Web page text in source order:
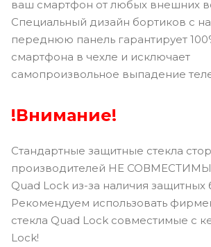
ваш смартфон от любых внешних
Специальный дизайн бортиков с
переднюю панель гарантирует
смартфона в чехле и исключает
самопроизвольное выпадение
!Внимание!
Стандартные защитные стекла
производителей НЕ СОВМЕСТИМЫ
Quad Lock из-за наличия защитных
Рекомендуем использовать
стекла Quad Lock совместимые с
Lock!